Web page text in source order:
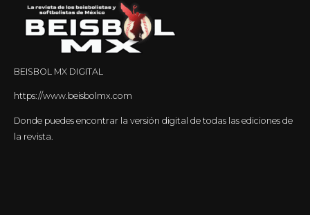
BEISBOL MX DIGITAL
https://www.beisbolmx.com
Donde puedes encontrar la versión digital de todas las ediciones de
la revista.